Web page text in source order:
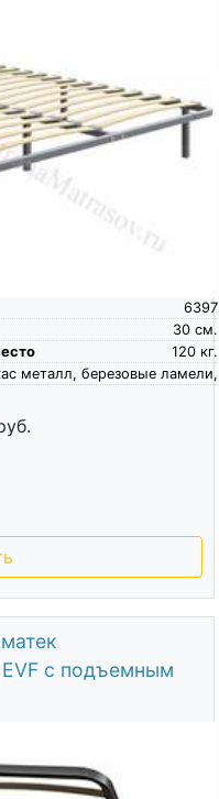
6397
см.
30
кг.
120
металл, березовые ламели,
с подъемным